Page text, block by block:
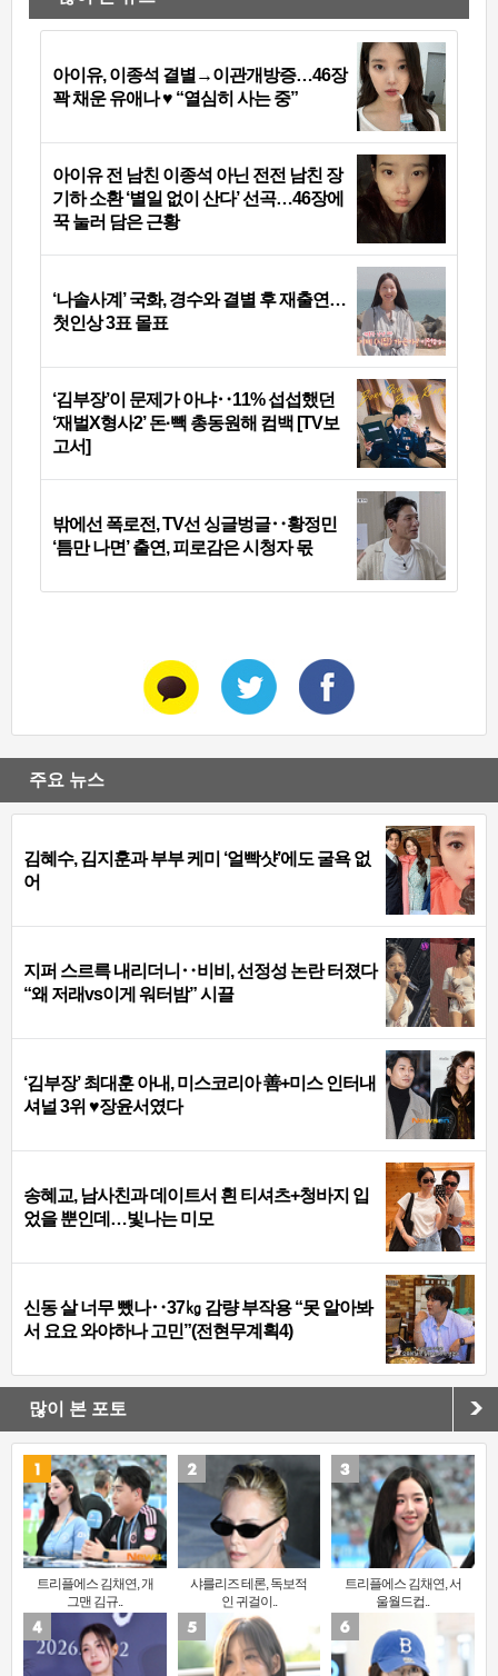
아이유, 이종석 결별→이관개방증…46장
꽉 채운 유애나 ♥ “열심히 사는 중”
아이유 전 남친 이종석 아닌 전전 남친 장
기하 소환 ‘별일 없이 산다’ 선곡…46장에
꾹 눌러 담은 근황
‘나솔사계’ 국화, 경수와 결별 후 재출연…
첫인상 3표 몰표
‘김부장’이 문제가 아냐‥11% 섭섭했던
‘재벌X형사2’ 돈·빽 총동원해 컴백 [TV보
고서]
밖에선 폭로전, TV선 싱글벙글‥황정민
‘틈만 나면’ 출연, 피로감은 시청자 몫
주요 뉴스
김혜수, 김지훈과 부부 케미 ‘얼빡샷’에도 굴욕 없
어
지퍼 스르륵 내리더니‥비비, 선정성 논란 터졌다
“왜 저래vs이게 워터밤” 시끌
‘김부장’ 최대훈 아내, 미스코리아 善+미스 인터내
셔널 3위 ♥장윤서였다
송혜교, 남사친과 데이트서 흰 티셔츠+청바지 입
었을 뿐인데…빛나는 미모
신동 살 너무 뺐나‥37㎏ 감량 부작용 “못 알아봐
서 요요 와야하나 고민”(전현무계획4)
많이 본 포토
트리플에스 김채연, 개
그맨 김규..
샤를리즈 테론, 독보적
인 귀걸이..
트리플에스 김채연, 서
울월드컵..